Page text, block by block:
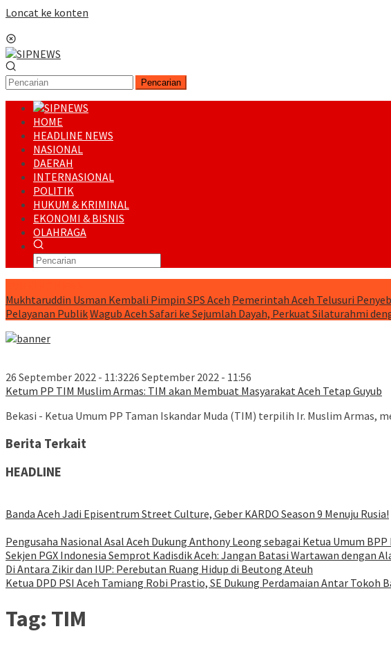
Loncat ke konten
Pencarian
HOME
HEADLINE NEWS
NASIONAL
DAERAH
INTERNASIONAL
POLITIK
HUKUM & KRIMINAL
EKONOMI & BISNIS
OLAHRAGA
Mukhtaruddin Usman Kembali Pimpin SPS Aceh Pemerintah Aceh Telusuri
Pelayanan PublikWagub Aceh Safari ke Sejumlah Dayah, Perkuat Silaturahmi
26 September 2022 - 11:3226 September 2022 - 11:56
Ketum PP TIM Muslim Armas: TIM akan Membuat Masyarakat Aceh Tetap Guyub
Bekasi - Ketua Umum PP Taman Iskandar Muda (TIM) terpilih Ir. Muslim
Berita Terkait
HEADLINE
Banda Aceh Jadi Episentrum Street Culture, Geber KARDO Season 9 Menuju Rusia!
Pengusaha Nasional Asal Aceh Dukung Anthony Leong sebagai Ketua Umum BPP
Sekjen PGX Indonesia Semprot Kadisdik Aceh: Jangan Batasi Wartawan dengan
Di Antara Zikir dan IUP: Perebutan Ruang Hidup di Beutong Ateuh
Ketua DPD PSI Aceh Tamiang Robi Prastio, SE Dukung Perdamaian Antar Tokoh
Tag: TIM